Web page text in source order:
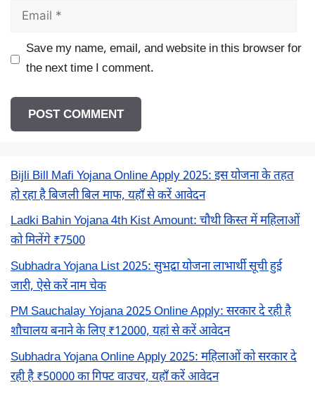
Email
Save my name, email, and website in this browser for
the next time I comment.
Bijli Bill Mafi Yojana Online Apply 2025: इस योजना के तहत
हो रहा है बिजली बिल माफ, यहाँ से करें आवेदन
Ladki Bahin Yojana 4th Kist Amount: चौथी किस्त में महिलाओं
को मिलेंगे ₹7500
Subhadra Yojana List 2025: सुभद्रा योजना लाभार्थी सूची हुई
जारी, ऐसे करें नाम चेक
PM Sauchalay Yojana 2025 Online Apply: सरकार दे रही है
शौचालय बनाने के लिए ₹12000, यहां से करें आवेदन
Subhadra Yojana Online Apply 2025: महिलाओं को सरकार दे
रही है ₹50000 का गिफ्ट वाउचर, यहाँ करें आवेदन